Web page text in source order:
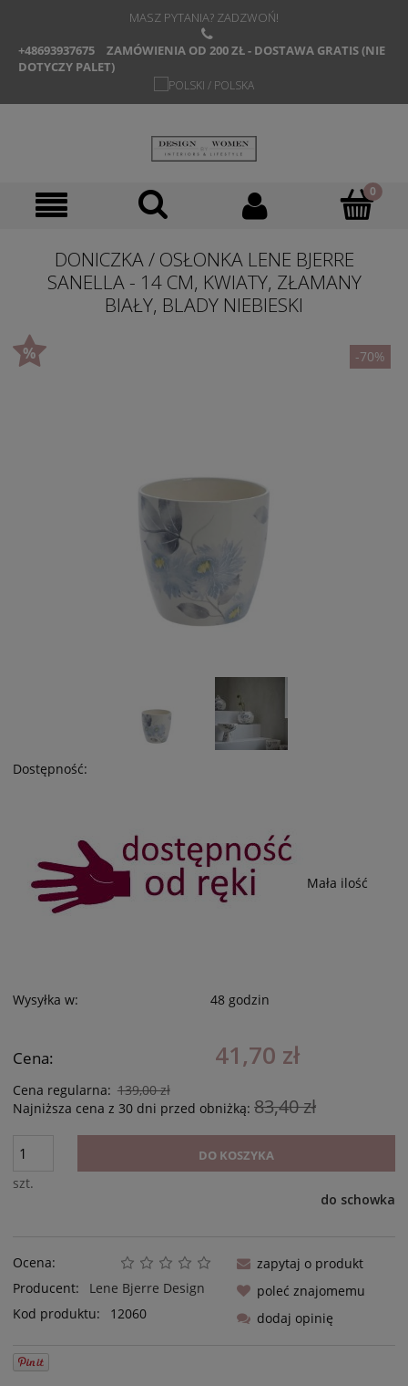
MASZ PYTANIA? ZADZWOŃ!
+48693937675
ZAMÓWIENIA OD 200 ZŁ - DOSTAWA GRATIS (NIE
DOTYCZY PALET)
DONICZKA / OSŁONKA LENE BJERRE
SANELLA - 14 CM, KWIATY, ZŁAMANY
BIAŁY, BLADY NIEBIESKI
-70%
Dostępność:
Mała ilość
Wysyłka w: 48 godzin
Cena: 41,70 zł
Cena regularna: 139,00 zł
Najniższa cena z 30 dni przed obniżką: 83,40 zł
szt.
DO KOSZYKA
do schowka
Ocena:
Producent:
Lene Bjerre Design
Kod produktu:
12060
zapytaj o produkt
poleć znajomemu
dodaj opinię